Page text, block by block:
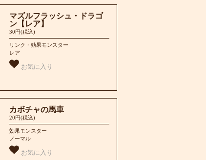
マズルフラッシュ・ドラゴ
ン【レア】
30円(税込)
リンク・効果モンスター
レア
お気に入り
カボチャの馬車
20円(税込)
効果モンスター
ノーマル
お気に入り